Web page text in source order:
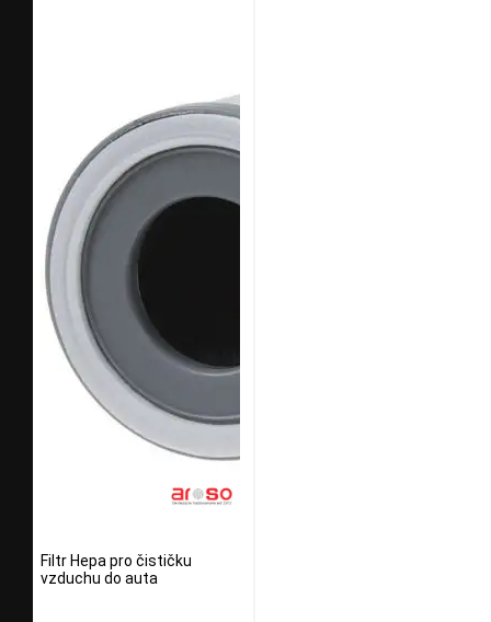
Filtr Hepa pro čističku
vzduchu do auta